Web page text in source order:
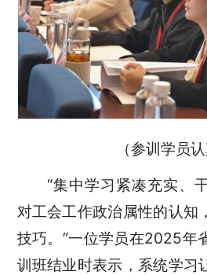
（参训学员
“集中学习紧凑充实、
对工会工作政治属性的认知
技巧。”一位学员在2025年
训班结业时表示，系统学习